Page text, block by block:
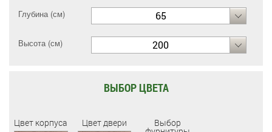
Глубина (см) 65
Высота (см) 200
ВЫБОР ЦВЕТА
Цвет корпуса Цвет двери Выбор